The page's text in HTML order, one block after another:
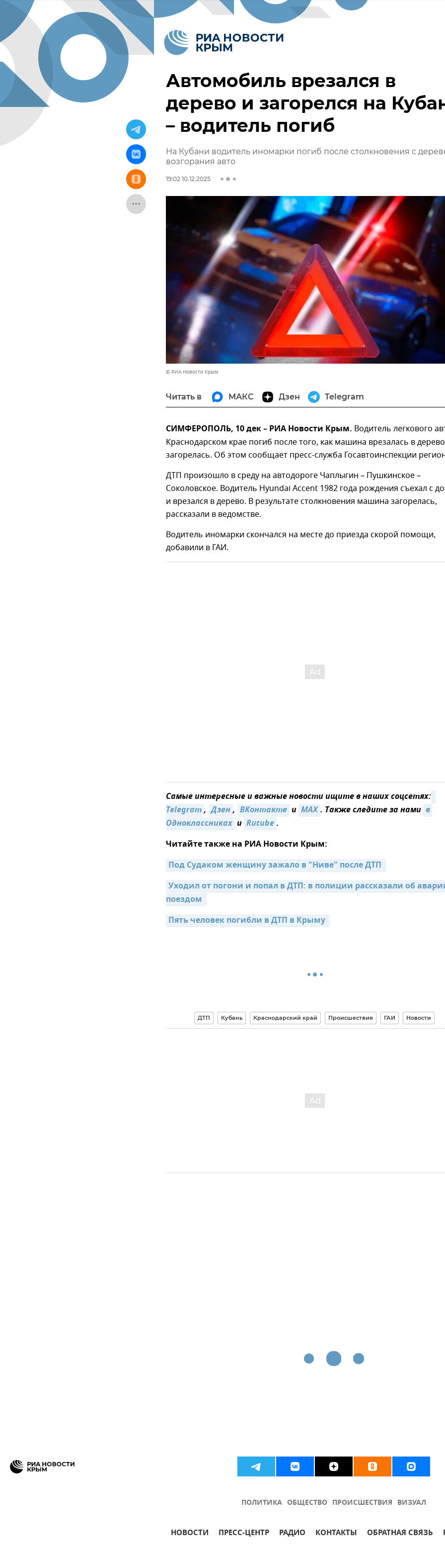
Автомобиль врезался в
дерево и загорелся на
– водитель погиб
На Кубани водитель иномарки погиб после столкновения с
возгорания авто
19:02 10.12.2025
© РИА Новости Крым
Читать в МАКС Дзен Telegram
СИМФЕРОПОЛЬ, 10 дек – РИА Новости Крым. Водитель легкового
Краснодарском крае погиб после того, как машина врезалась в
загорелась. Об этом сообщает пресс-служба Госавтоинспекции
ДТП произошло в среду на автодороге Чаплыгин – Пушкинское –
Соколовское. Водитель Hyundai Accent 1982 года рождения съехал с
и врезался в дерево. В результате столкновения машина загорелась,
рассказали в ведомстве.
Водитель иномарки скончался на месте до приезда скорой помощи,
добавили в ГАИ.
Самые интересные и важные новости ищите в наших соцсетях:
Telegram, Дзен, ВКонтакте и MAX. Также следите за нами в
Одноклассниках и Rutube.
Читайте также на РИА Новости Крым:
Под Судаком женщину зажало в "Ниве" после ДТП
Уходил от погони и попал в ДТП: в полиции рассказали об
поездом
Пять человек погибли в ДТП в Крыму
ДТП Кубань Краснодарский край Происшествия ГАИ Новости
ПОЛИТИКА ОБЩЕСТВО ПРОИСШЕСТВИЯ ВИЗУАЛ
НОВОСТИ ПРЕСС-ЦЕНТР РАДИО КОНТАКТЫ ОБРАТНАЯ СВЯЗЬ